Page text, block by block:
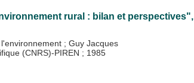
rural : bilan et perspectives",
; Guy Jacques
(CNRS)-PIREN ; 1985